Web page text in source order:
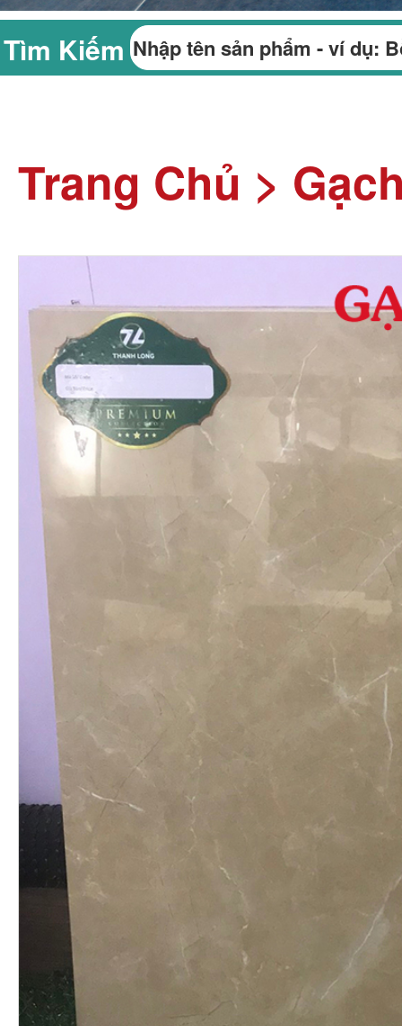
Tìm Kiếm
Trang Chủ >